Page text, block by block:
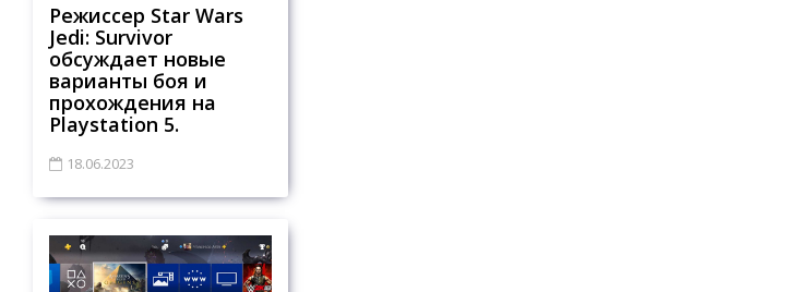
Режиссер Star Wars
Jedi: Survivor
обсуждает новые
варианты боя и
прохождения на
Playstation 5.
18.06.2023